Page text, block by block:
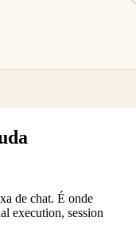
de chat. É onde
execution, session